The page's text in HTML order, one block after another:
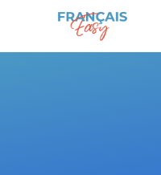
Skip to content